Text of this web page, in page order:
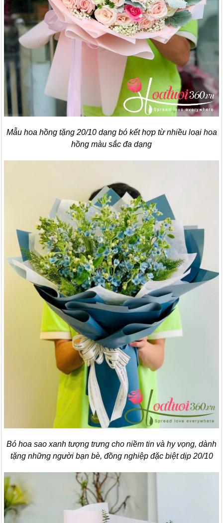
Mẫu hoa hồng tặng 20/10 dạng bó kết hợp từ nhiều loại hoa
hồng màu sắc đa dạng
Bó hoa sao xanh tượng trưng cho niềm tin và hy vọng, dành
tặng những người bạn bè, đồng nghiệp đặc biệt dịp 20/10